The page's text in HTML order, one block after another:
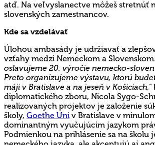
atď. Na veľvyslanectve môžeš stretnúť
slovenských zamestnancov.
Kde sa vzdelávať
Úlohou ambasády je udržiavať a
vzťahy medzi Nemeckom a Slovenskom.
oslavujeme 20. výročie nemecko-
Preto organizujeme výstavu, ktorú
máji v Bratislave a na jeseň v Košiciach,“
diplomatického zboru, Nicola Sygo-
realizovaných projektov je založenie
školy, Goethe Uni v Bratislave v
dominantným vyučujúcim jazykom
Podmienkou na prihlásenie sa na školu